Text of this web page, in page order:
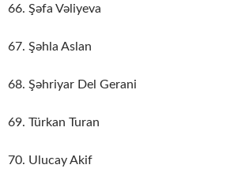
66. Şəfa Vəliyeva
67. Şəhla Aslan
68. Şəhriyar Del Gerani
69. Türkan Turan
70. Ulucay Akif